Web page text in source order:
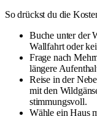
So drückst du die
Buche unter der
Wallfahrt oder
Frage nach
längere
Reise in der
mit den
stimmungsvoll.
Wähle ein Haus